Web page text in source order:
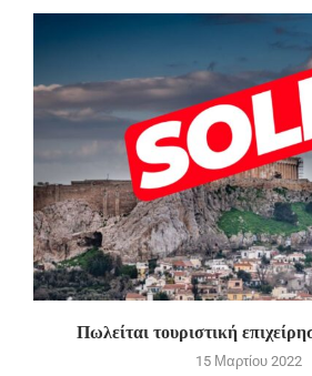
Πωλείται τουριστική
15 Μαρτίου 2022